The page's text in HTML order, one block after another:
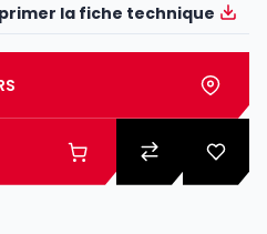
la fiche technique